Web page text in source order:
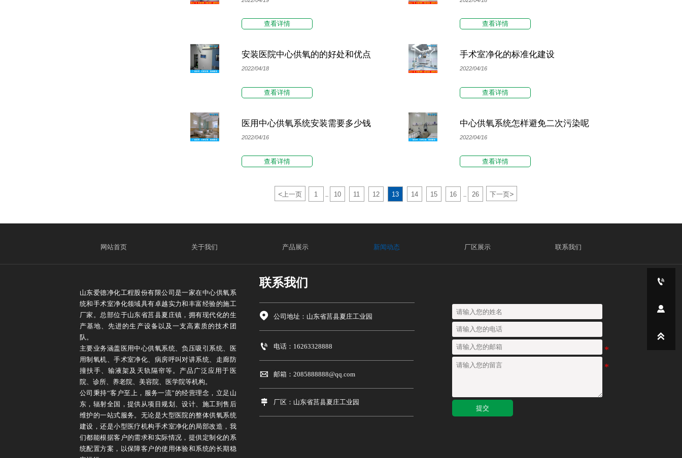
查看详情 查看详情
安装医院中心供氧的的好处和优点
2022/04/18
查看详情
手术室净化的标准化建设
2022/04/16
查看详情
医用中心供氧系统安装需要多少钱
2022/04/16
查看详情
中心供氧系统怎样避免二次污染呢
2022/04/16
查看详情
<上一页 1 10 11 12 13 14 15 16 26 下一页>
网站首页 关于我们 产品展示 新闻动态 厂区展示 联系我们
山东爱德净化工程股份有限公司是一家在中心供氧系
统和手术室净化领域具有卓越实力和丰富经验的施工
厂家。总部位于山东省莒县夏庄镇，拥有现代化的生
产基地、先进的生产设备以及一支高素质的技术团
队。
主要业务涵盖医用中心供氧系统、负压吸引系统、医
用制氧机、手术室净化、病房呼叫对讲系统、走廊防
撞扶手、输液架及天轨隔帘等。产品广泛应用于医
院、诊所、养老院、美容院、医学院等机构。
公司秉持“客户至上，服务一流”的经营理念，立足山
东，辐射全国，提供从项目规划、设计、施工到售后
维护的一站式服务。无论是大型医院的整体供氧系统
建设，还是小型医疗机构手术室净化的局部改造，我
们都能根据客户的需求和实际情况，提供定制化的系
统配置方案，以保障客户的使用体验和系统的长期稳
联系我们
 公司地址：山东省莒县夏庄工业园
 电话：16263328888
 邮箱：2085888888@qq.com
 厂区：山东省莒县夏庄工业园
提交


